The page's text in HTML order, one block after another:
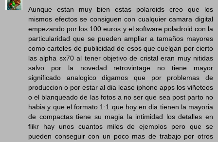
Aunque estan muy bien estas polaroids creo que los
mismos efectos se consiguen con cualquier camara digital
empezando por los 100 euros y el software poladroid con la
particularidad que se pueden ampliar a tamaños mayores
como carteles de publicidad de esos que cuelgan por cierto
las alpha sx70 al tener objetivo de cristal eran muy nitidas
salvo por la novedad retrovintage no tiene mayor
significado analogico digamos que por problemas de
produccion o por estar al dia lease iphone apps los viñeteos
o el blanqueado de las fotos a no ser que sea post parto no
habia y que el formato 1:1 que hoy en dia tienen la mayoria
de compactas tiene su magia la intimidad los detalles en
flikr hay unos cuantos miles de ejemplos pero que se
pueden conseguir con un poco mas de trabajo por otros